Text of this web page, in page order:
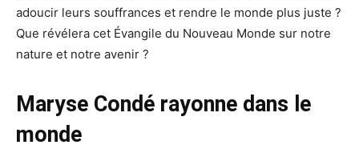
adoucir leurs souffrances et rendre le monde plus juste ?
Que révélera cet Évangile du Nouveau Monde sur notre
nature et notre avenir ?
Maryse Condé rayonne dans le
monde